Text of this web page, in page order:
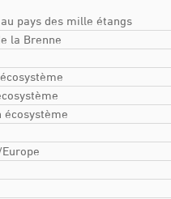
pays des mille étangs
la Brenne
écosystème